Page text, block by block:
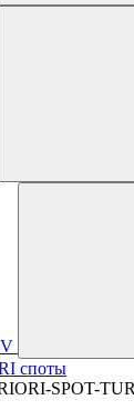
споты
SPOT-